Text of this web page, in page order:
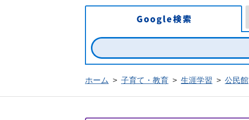
ホーム > 子育て・教育 > 生涯学習 > 公民館